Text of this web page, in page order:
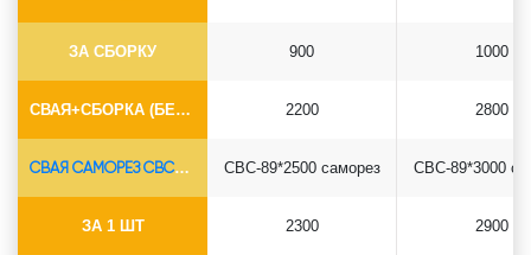
ЗА СБОРКУ
СВАЯ+СБОРКА (БЕЗ ОГОЛОВКА)
900
2200
1000
2800
СВАЯ САМОРЕЗ СВС-Ø89*6.5
ЗА 1 ШТ
СВС-89*2500 саморез
2300
СВС-89*3000
2900